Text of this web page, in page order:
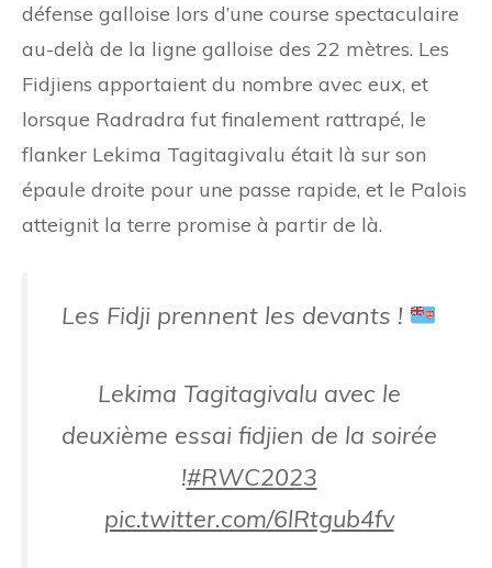
défense galloise lors d’une course spectaculaire
au-delà de la ligne galloise des 22 mètres. Les
Fidjiens apportaient du nombre avec eux, et
lorsque Radradra fut finalement rattrapé, le
flanker Lekima Tagitagivalu était là sur son
épaule droite pour une passe rapide, et le Palois
atteignit la terre promise à partir de là.
Les Fidji prennent les devants !
Lekima Tagitagivalu avec le
deuxième essai fidjien de la soirée
!#RWC2023
pic.twitter.com/6lRtgub4fv